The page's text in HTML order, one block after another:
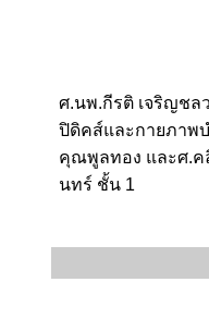
ศ.นพ.กีรติ เจริญชล
ปิดิคส์และกายภาพ
คุณพูลทอง และศ.
นทร์ ชั้น 1